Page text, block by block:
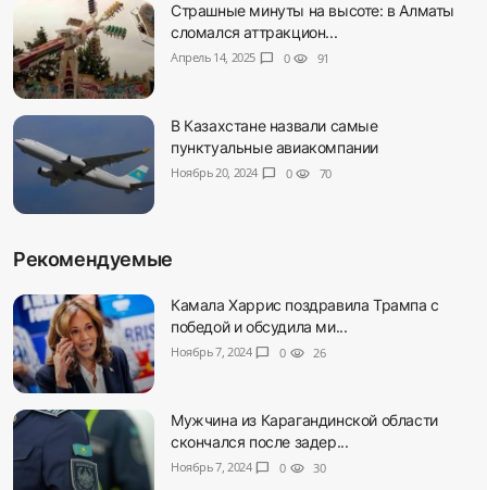
Страшные минуты на высоте: в Алматы
сломался аттракцион...
Апрель 14, 2025 chat_bubble 0 visibility 91
В Казахстане назвали самые
пунктуальные авиакомпании
Ноябрь 20, 2024 chat_bubble 0 visibility 70
Рекомендуемые
Камала Харрис поздравила Трампа с
победой и обсудила ми...
Ноябрь 7, 2024 chat_bubble 0 visibility 26
Мужчина из Карагандинской области
скончался после задер...
Ноябрь 7, 2024 chat_bubble 0 visibility 30